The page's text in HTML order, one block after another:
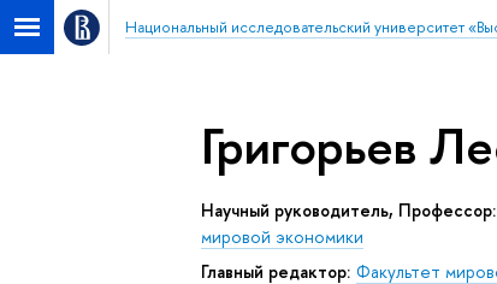
Национальный исследовательский университет
Григорьев
Научный руководитель, Профессор:
мировой экономики
Главный редактор: Факультет